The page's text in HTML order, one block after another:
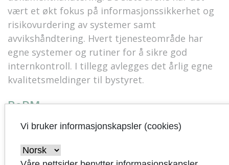
vært et økt fokus på informasjonssikkerhet og
risikovurdering av systemer samt
avvikshåndtering. Hvert tjenesteområde har
egne systemer og rutiner for å sikre god
internkontroll. I tillegg avlegges det årlig egne
kvalitetsmeldinger til bystyret.
BaRM
Sandnes kommune bruker balansert
styringsmodell for virksomheten. Kommunen
Vi bruker informasjonskapsler (cookies)